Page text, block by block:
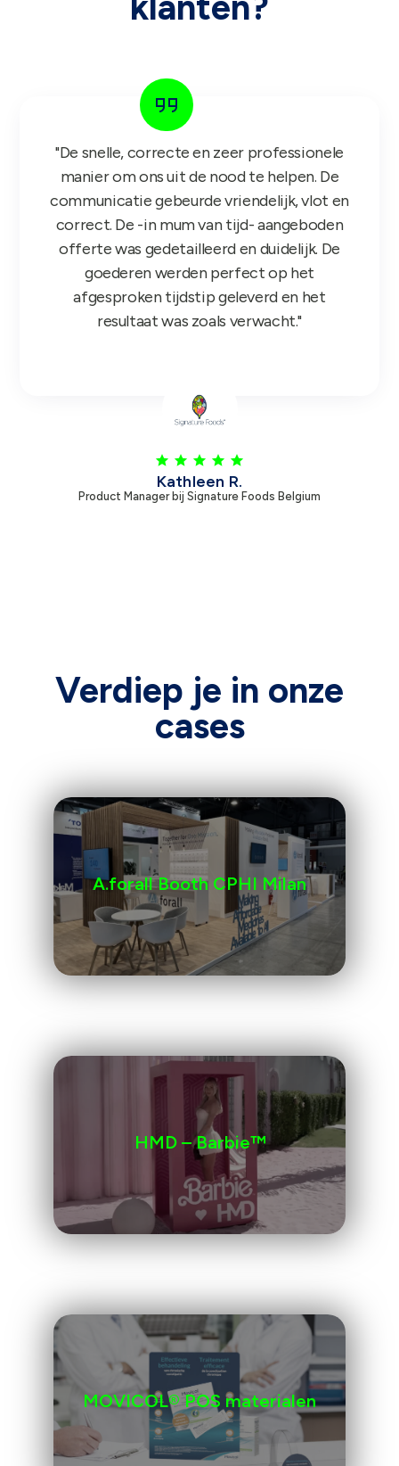
Kathleen R.
Product Manager bij Signature Foods Belgium
"De snelle, correcte en zeer professionele
manier om ons uit de nood te helpen. De
communicatie gebeurde vriendelijk, vlot en
correct. De -in mum van tijd- aangeboden
offerte was gedetailleerd en duidelijk. De
goederen werden perfect op het
afgesproken tijdstip geleverd en het
resultaat was zoals verwacht."
Verdiep je in onze
cases
A.forall Booth CPHI Milan
HMD – Barbie™️
MOVICOL® POS materialen